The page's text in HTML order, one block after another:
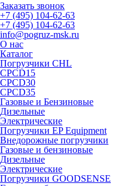
Заказать звонок
+7 (495) 104-62-63
+7 (495) 104-62-63
info@pogruz-msk.ru
О нас
Каталог
Погрузчики CHL
CPCD15
CPCD30
CPCD35
Газовые и Бензиновые
Дизельные
Электрические
Погрузчики EP Equipment
Внедорожные погрузчики
Газовые и бензиновые
Дизельные
Электрические
Погрузчики GOODSENSE